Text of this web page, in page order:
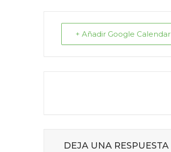
+ Añadir Google Calendar
DEJA UNA RESPUESTA